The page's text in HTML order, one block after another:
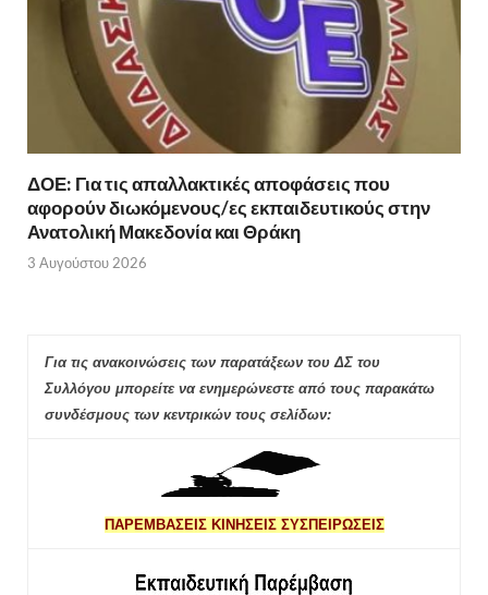
ΔΟΕ: Για τις απαλλακτικές αποφάσεις που
αφορούν διωκόμενους/ες εκπαιδευτικούς στην
Ανατολική Μακεδονία και Θράκη
3 Αυγούστου 2026
Για τις ανακοινώσεις των παρατάξεων του ΔΣ του
Συλλόγου μπορείτε να ενημερώνεστε από τους παρακάτω
συνδέσμους των κεντρικών τους σελίδων:
ΠΑΡΕΜΒΑΣΕΙΣ ΚΙΝΗΣΕΙΣ ΣΥΣΠΕΙΡΩΣΕΙΣ